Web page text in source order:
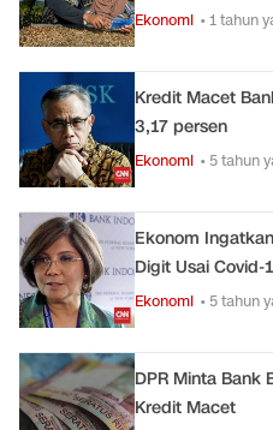
Ekonomi • 1 tahun
Kredit Macet
3,17 persen
Ekonomi • 5 tahun
Ekonom
Digit Usai Covid-
Ekonomi • 5 tahun
DPR Minta Bank
Kredit Macet